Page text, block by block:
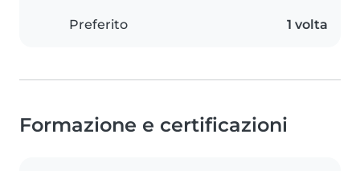
Preferito 1 volta
Formazione e certificazioni